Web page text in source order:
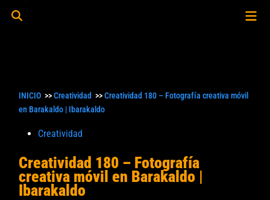
Abrir
INICIO >>Creatividad >>Creatividad 180 – Fotografía creativa móvil
en Barakaldo | Ibarakaldo
Publicado
Creatividad
Creatividad 180 – Fotografía
creativa móvil en Barakaldo |
Ibarakaldo